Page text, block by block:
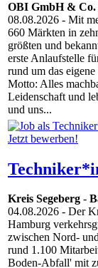
OBI GmbH & Co.
08.08.2026 - Mit
660 Märkten in
größten und
erste Anlaufstelle
rund um das
Motto: Alles
Leidenschaft und
und uns...
Kreis Segeberg -
04.08.2026 - Der
Hamburg
zwischen Nord-
rund 1.100
Boden-Abfall' mit